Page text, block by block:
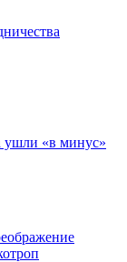
ушли «в минус»